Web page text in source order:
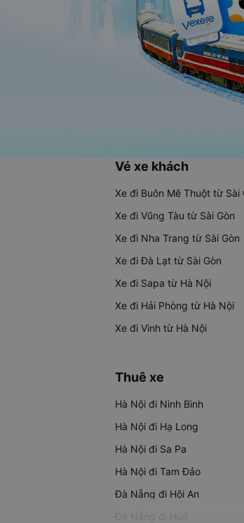
Vé xe khách
Xe đi Buôn Mê Thuột từ Sài
Xe đi Vũng Tàu từ Sài Gòn
Xe đi Nha Trang từ Sài Gòn
Xe đi Đà Lạt từ Sài Gòn
Xe đi Sapa từ Hà Nội
Xe đi Hải Phòng từ Hà Nội
Xe đi Vinh từ Hà Nội
Thuê xe
Hà Nội đi Ninh Bình
Hà Nội đi Hạ Long
Hà Nội đi Sa Pa
Hà Nội đi Tam Đảo
Đà Nẵng đi Hội An
Đà Nẵng đi Huế